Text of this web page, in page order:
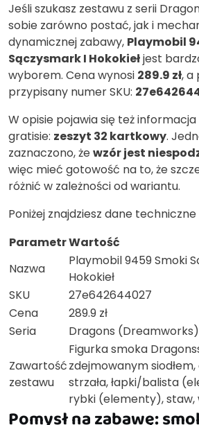
Jeśli szukasz zestawu z serii
sobie zarówno postać, jak i
dynamicznej zabawy, Playmobil
Sączysmark I Hokokiełjest
wyborem. Cena wynosi 289.9 zł, a
przypisany numer SKU:
W opisie pojawia się też
gratisie: zeszyt 32 kartkowy.
zaznaczono, żewzór jest
więc mieć gotowość na to, że
różnić w zależności od wariantu.
Poniżej znajdziesz dane
ParametrWartość
Nazwa
Playmobil 9459 Smoki
Hokokieł
SKU
27e642644027
Cena
289.9 zł
Seria
Dragons (Dreamworks)
Zawartość
zestawu
Figurka smoka
zdejmowanym
strzała, łapki/balista
rybki (elementy), staw,
Pomysł na zabawę: